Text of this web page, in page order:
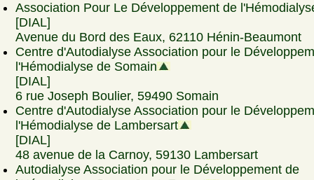
Association Pour Le Développement de
[DIAL]
Avenue du Bord des Eaux, 62110 Hénin-Beaumont
Centre d'Autodialyse Association pour le
l'Hémodialyse de Somain
[DIAL]
6 rue Joseph Boulier, 59490 Somain
Centre d'Autodialyse Association pour le
l'Hémodialyse de Lambersart
[DIAL]
48 avenue de la Carnoy, 59130 Lambersart
Autodialyse Association pour le Développement de